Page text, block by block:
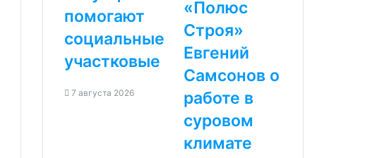
помогают
социальные
участковые
7 августа 2026
«Полюс
Строя»
Евгений
Самсонов о
работе в
суровом
климате